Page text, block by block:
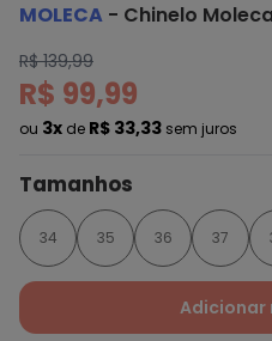
MOLECA - Chinelo
R$ 139,99
R$ 99,99
ou 3x de R$ 33,33 sem juros
Tamanhos
34 35 36 37
Adicionar